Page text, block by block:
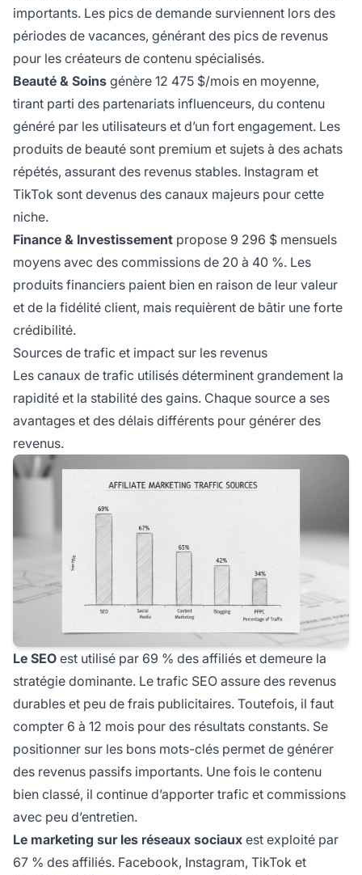
importants. Les pics de demande surviennent lors des
périodes de vacances, générant des pics de revenus
pour les créateurs de contenu spécialisés.
Beauté & Soins génère 12 475 $/mois en moyenne,
tirant parti des partenariats influenceurs, du contenu
généré par les utilisateurs et d’un fort engagement. Les
produits de beauté sont premium et sujets à des achats
répétés, assurant des revenus stables. Instagram et
TikTok sont devenus des canaux majeurs pour cette
niche.
Finance & Investissement propose 9 296 $ mensuels
moyens avec des commissions de 20 à 40 %. Les
produits financiers paient bien en raison de leur valeur
et de la fidélité client, mais requièrent de bâtir une forte
crédibilité.
Sources de trafic et impact sur les revenus
Les canaux de trafic utilisés déterminent grandement la
rapidité et la stabilité des gains. Chaque source a ses
avantages et des délais différents pour générer des
revenus.
Le SEO est utilisé par 69 % des affiliés et demeure la
stratégie dominante. Le trafic SEO assure des revenus
durables et peu de frais publicitaires. Toutefois, il faut
compter 6 à 12 mois pour des résultats constants. Se
positionner sur les bons mots-clés permet de générer
des revenus passifs importants. Une fois le contenu
bien classé, il continue d’apporter trafic et commissions
avec peu d’entretien.
Le marketing sur les réseaux sociaux est exploité par
67 % des affiliés. Facebook, Instagram, TikTok et